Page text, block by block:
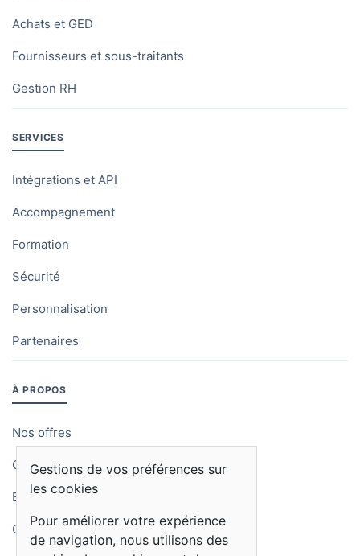
Gestions de vos préférences sur
les cookies
Pour améliorer votre expérience
de navigation, nous utilisons des
Achats et GED
Fournisseurs et sous-traitants
Gestion RH
SERVICES
Intégrations et API
Accompagnement
Formation
Sécurité
Personnalisation
Partenaires
À PROPOS
Nos offres
Qui sommes-nous
Blog
Contactez-nous